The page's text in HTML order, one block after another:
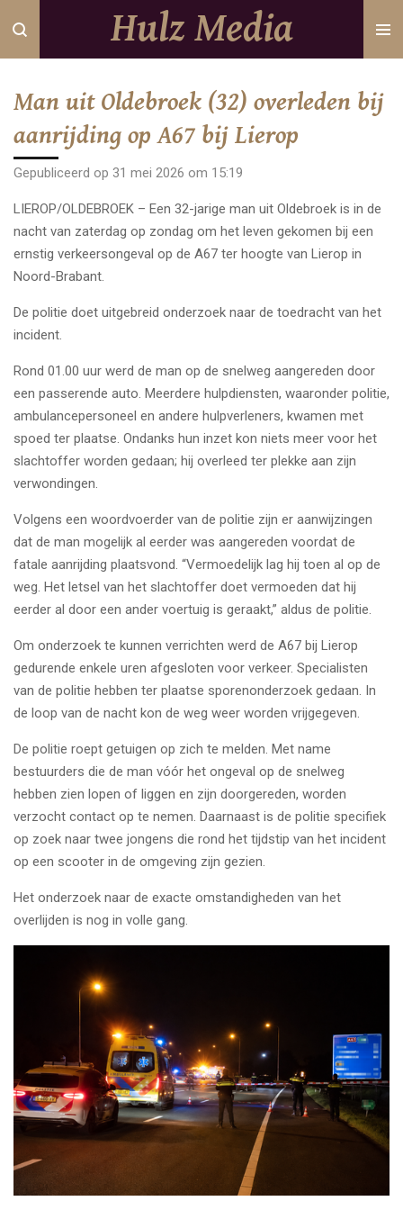
Ga
direct
hoofdinhoud
Hulz Media
Man uit Oldebroek (32) overleden bij
aanrijding op A67 bij Lierop
Gepubliceerd op 31 mei 2026 om 15:19
LIEROP/OLDEBROEK – Een 32-jarige man uit Oldebroek is in de
nacht van zaterdag op zondag om het leven gekomen bij een
ernstig verkeersongeval op de A67 ter hoogte van Lierop in
Noord-Brabant.
De politie doet uitgebreid onderzoek naar de toedracht van het
incident.
Rond 01.00 uur werd de man op de snelweg aangereden door
een passerende auto. Meerdere hulpdiensten, waaronder politie,
ambulancepersoneel en andere hulpverleners, kwamen met
spoed ter plaatse. Ondanks hun inzet kon niets meer voor het
slachtoffer worden gedaan; hij overleed ter plekke aan zijn
verwondingen.
Volgens een woordvoerder van de politie zijn er aanwijzingen
dat de man mogelijk al eerder was aangereden voordat de
fatale aanrijding plaatsvond. “Vermoedelijk lag hij toen al op de
weg. Het letsel van het slachtoffer doet vermoeden dat hij
eerder al door een ander voertuig is geraakt,” aldus de politie.
Om onderzoek te kunnen verrichten werd de A67 bij Lierop
gedurende enkele uren afgesloten voor verkeer. Specialisten
van de politie hebben ter plaatse sporenonderzoek gedaan. In
de loop van de nacht kon de weg weer worden vrijgegeven.
De politie roept getuigen op zich te melden. Met name
bestuurders die de man vóór het ongeval op de snelweg
hebben zien lopen of liggen en zijn doorgereden, worden
verzocht contact op te nemen. Daarnaast is de politie specifiek
op zoek naar twee jongens die rond het tijdstip van het incident
op een scooter in de omgeving zijn gezien.
Het onderzoek naar de exacte omstandigheden van het
overlijden is nog in volle gang.